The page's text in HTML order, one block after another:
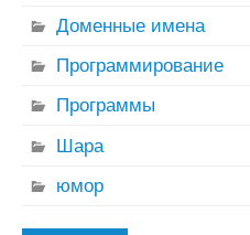
Доменные имена
Программирование
Программы
Шара
юмор